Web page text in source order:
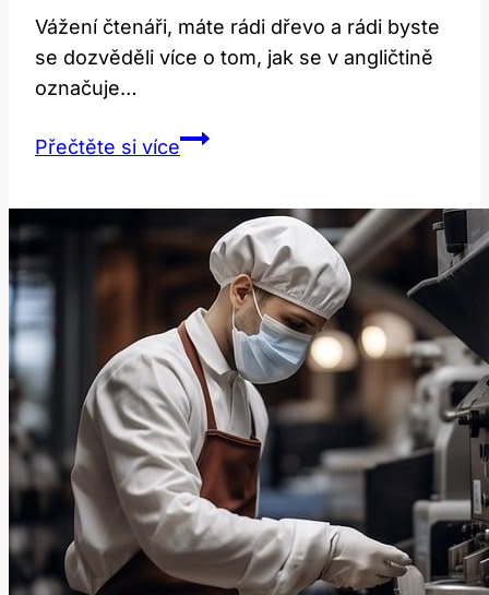
Vážení čtenáři, máte rádi dřevo a rádi byste
se dozvěděli více o tom, jak se v angličtině
označuje…
Přečtěte si víceLumber:
Použití
Této
Slovní
Zásoby
v
Angličtině